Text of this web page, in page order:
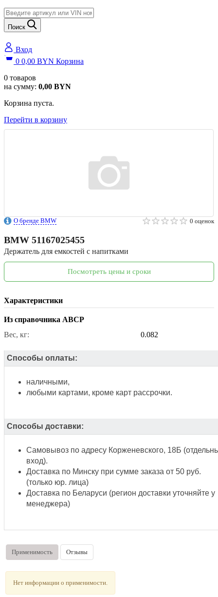
Поиск
Вход
0 0,00 BYN Корзина
0 товаров
на сумму: 0,00 BYN
Корзина пуста.
Перейти в корзину
О бренде BMW 0 оценок
BMW 51167025455
Держатель для емкостей с напитками
Посмотреть цены и сроки
Характеристики
Из справочника ABCP
Вес, кг:
0.082
Способы оплаты:
наличными,
любыми картами, кроме карт рассрочки.
Способы доставки:
Самовывоз по адресу Корженевского, 18Б
вход).
Доставка по Минску при сумме заказа от 50 руб.
(только юр. лица)
Доставка по Беларуси (регион доставки уточняйте у
менеджера)
Применимость Отзывы
Нет информации о применимости.